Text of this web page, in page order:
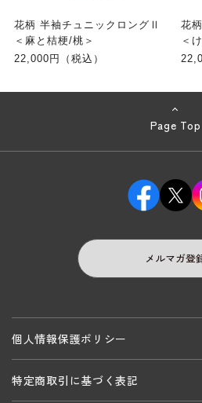
花柄 半袖チュニックロングⅡ
＜麻と桔梗/桃＞
22,000円（税込）
花
＜
Page Top
メルマガ登
個人情報保護ポリシー
特定商取引に基づく表記